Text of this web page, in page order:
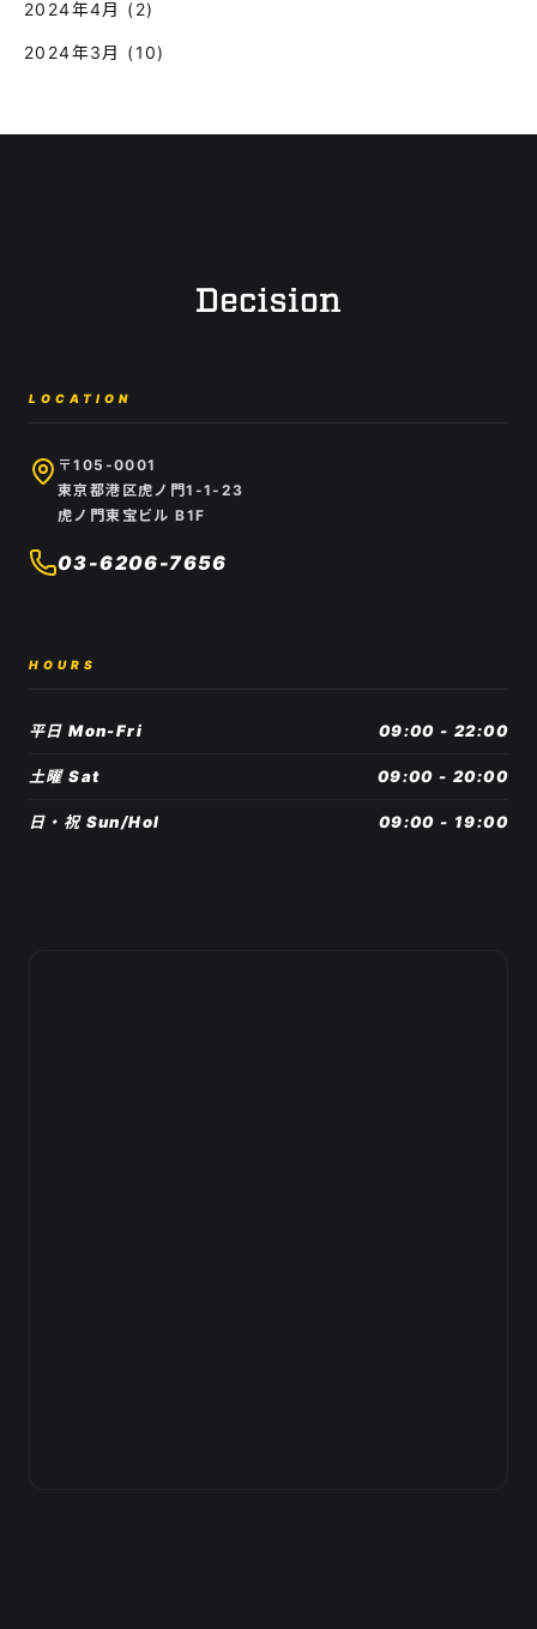
2024年4月 (2)
2024年3月 (10)
LOCATION
〒105-0001
東京都港区虎ノ門1-1-23
虎ノ門東宝ビル B1F
03-6206-7656
HOURS
平日 Mon-Fri 09:00 - 22:00
土曜 Sat 09:00 - 20:00
日・祝 Sun/Hol 09:00 - 19:00